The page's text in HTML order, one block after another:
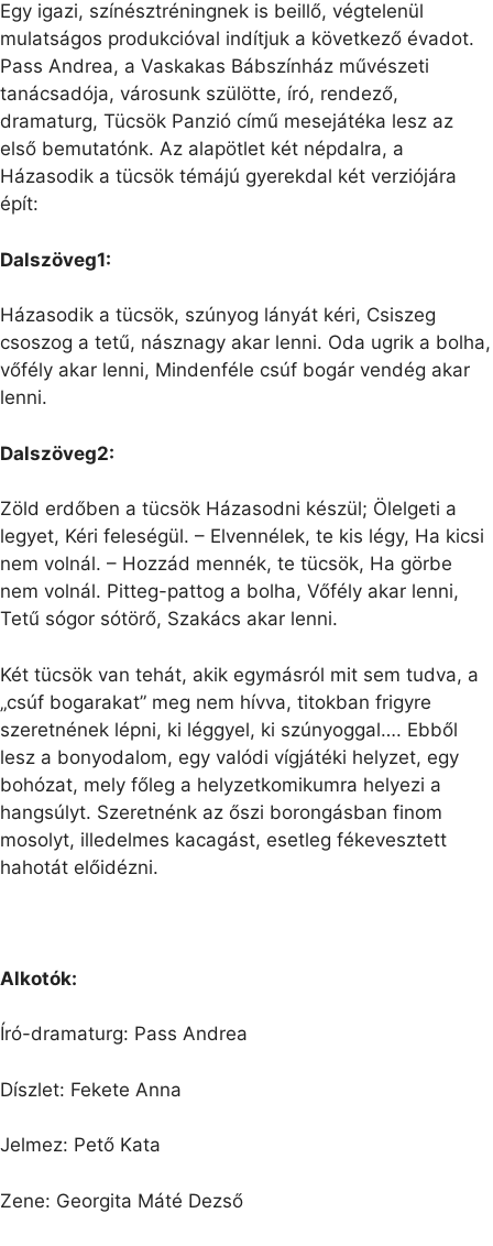
Egy igazi, színésztréningnek is beillő, végtelenül
mulatságos produkcióval indítjuk a következő évadot.
Pass Andrea, a Vaskakas Bábszínház művészeti
tanácsadója, városunk szülötte, író, rendező,
dramaturg, Tücsök Panzió című mesejátéka lesz az
első bemutatónk. Az alapötlet két népdalra, a
Házasodik a tücsök témájú gyerekdal két verziójára
épít:
Dalszöveg1:
Házasodik a tücsök, szúnyog lányát kéri, Csiszeg
csoszog a tetű, násznagy akar lenni. Oda ugrik a bolha,
vőfély akar lenni, Mindenféle csúf bogár vendég akar
lenni.
Dalszöveg2:
Zöld erdőben a tücsök Házasodni készül; Ölelgeti a
legyet, Kéri feleségül. – Elvennélek, te kis légy, Ha kicsi
nem volnál. – Hozzád mennék, te tücsök, Ha görbe
nem volnál. Pitteg-pattog a bolha, Vőfély akar lenni,
Tetű sógor sótörő, Szakács akar lenni.
Két tücsök van tehát, akik egymásról mit sem tudva, a
„csúf bogarakat” meg nem hívva, titokban frigyre
szeretnének lépni, ki léggyel, ki szúnyoggal…. Ebből
lesz a bonyodalom, egy valódi vígjátéki helyzet, egy
bohózat, mely főleg a helyzetkomikumra helyezi a
hangsúlyt. Szeretnénk az őszi borongásban finom
mosolyt, illedelmes kacagást, esetleg fékevesztett
hahotát előidézni.
Alkotók:
Író-dramaturg: Pass Andrea
Díszlet: Fekete Anna
Jelmez: Pető Kata
Zene: Georgita Máté Dezső